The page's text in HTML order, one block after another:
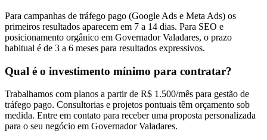
Para campanhas de tráfego pago (Google Ads e Meta Ads) os
primeiros resultados aparecem em 7 a 14 dias. Para SEO e
posicionamento orgânico em Governador Valadares, o prazo
habitual é de 3 a 6 meses para resultados expressivos.
Qual é o investimento mínimo para contratar?
Trabalhamos com planos a partir de R$ 1.500/mês para gestão de
tráfego pago. Consultorias e projetos pontuais têm orçamento sob
medida. Entre em contato para receber uma proposta personalizada
para o seu negócio em Governador Valadares.